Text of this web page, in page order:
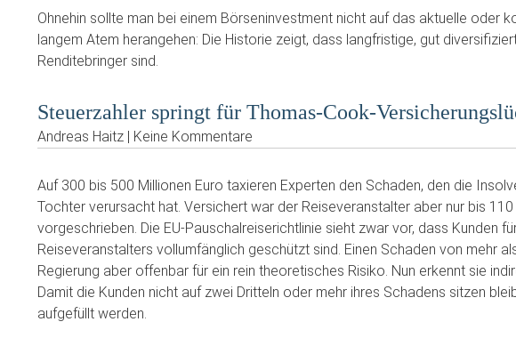
Ohnehin sollte man bei einem Börseninvestment nicht auf das aktuelle oder
langem Atem herangehen: Die Historie zeigt, dass langfristige, gut
Renditebringer sind.
Steuerzahler springt für Thomas-Cook-
Andreas Haitz | Keine Kommentare
Auf 300 bis 500 Millionen Euro taxieren Experten den Schaden, den die
Tochter verursacht hat. Versichert war der Reiseveranstalter aber nur bis
vorgeschrieben. Die EU-Pauschalreiserichtlinie sieht zwar vor, dass Kunden
Reiseveranstalters vollumfänglich geschützt sind. Einen Schaden von mehr
Regierung aber offenbar für ein rein theoretisches Risiko. Nun erkennt sie
Damit die Kunden nicht auf zwei Dritteln oder mehr ihres Schadens sitzen
aufgefüllt werden.